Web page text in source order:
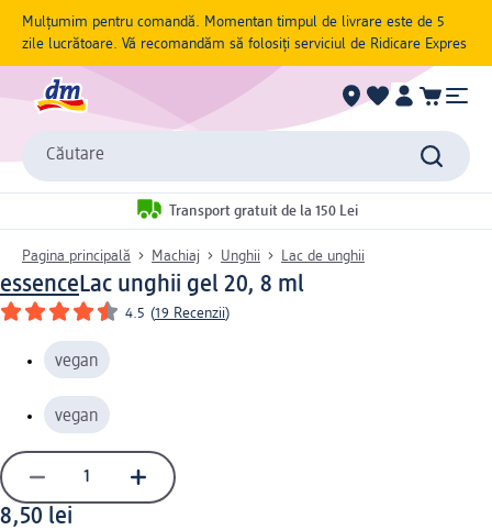
Mulțumim pentru comandă. Momentan timpul de livrare este de 5
zile lucrătoare. Vă recomandăm să folosiți serviciul de Ridicare Expres
Căutare
Transport gratuit de la 150 Lei
Pagina principală Machiaj Unghii Lac de unghii
essenceLac unghii gel 20, 8 ml
4.5 (19 Recenzii)
vegan
vegan
8,50 lei